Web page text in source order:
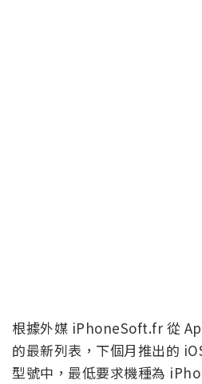
根據外媒 iPhoneSoft.fr 從
的最新列表，下個月推出的
型號中，最低要求機種為